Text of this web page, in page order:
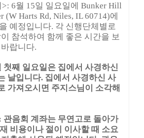
>: 6월 15일 일요일에 Bunker Hill
(W Harts Rd, Niles, IL 60714)에
예정입니다. 각 신행단체별로
참석하여 함께 좋은 시간을 보
랍니다.
첫째 일요일은 집에서 사경하신
날입니다. 집에서 사경하신 사
가져오시면 주지스님이 소각해
관음회 계좌는 무연고로 돌아가
비용이나 절이 이사할 때 소요